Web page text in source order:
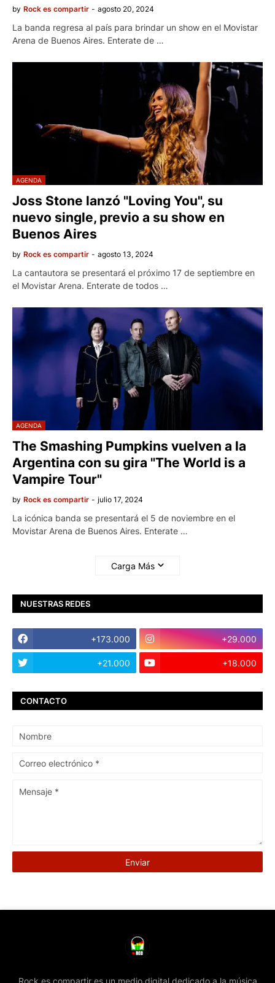
by Rock es compartir - agosto 20, 2024
La banda regresa al país para brindar un show en el Movistar
Arena de Buenos Aires. Enterate de …
AGENDA
Joss Stone lanzó "Loving You", su
nuevo single, previo a su show en
Buenos Aires
by Rock es compartir - agosto 13, 2024
La cantautora se presentará el próximo 17 de septiembre en
el Movistar Arena. Enterate de todos …
AGENDA
The Smashing Pumpkins vuelven a la
Argentina con su gira "The World is a
Vampire Tour"
by Rock es compartir - julio 17, 2024
La icónica banda se presentará el 5 de noviembre en el
Movistar Arena de Buenos Aires. Enterate …
Carga Más
NUESTRAS REDES
+173.000 +29.000
+21.000 +18.000
CONTACTO
Rock es compartir es un medio digital dedicado a la música